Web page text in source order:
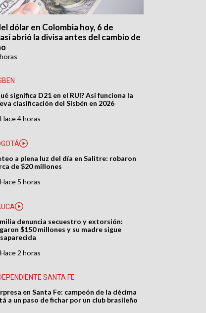
dólar en Colombia hoy, 6 de
abrió la divisa antes del cambio de
significa D21 en el RUI? Así funciona la
clasificación del Sisbén en 2026
Hace4 horas
a plena luz del día en Salitre: robaron
de $20 millones
Hace 5 horas
denuncia secuestro y extorsión:
$150 millones y su madre sigue
Hace2 horas
SANTA FE
en Santa Fe: campeón de la décima
a un paso de fichar por un club brasileño